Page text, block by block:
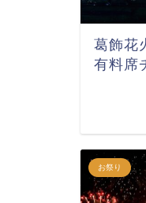
葛飾花
有料席
お祭り